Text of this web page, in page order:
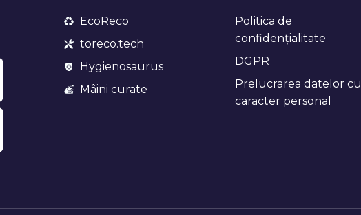
EcoReco
toreco.tech
Hygienosaurus
Mâini curate
Politica de
confidențialitate
DGPR
Prelucrarea datelor cu
caracter personal